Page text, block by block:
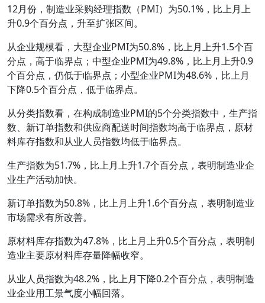
12月份，制造业采购经理指数（PMI）为50.1%，比上月上
升0.9个百分点，升至扩张区间。
从企业规模看，大型企业PMI为50.8%，比上月上升1.5个百
分点，高于临界点；中型企业PMI为49.8%，比上月上升0.9
个百分点，仍低于临界点；小型企业PMI为48.6%，比上月
下降0.5个百分点，低于临界点。
从分类指数看，在构成制造业PMI的5个分类指数中，生产指
数、新订单指数和供应商配送时间指数均高于临界点，原材
料库存指数和从业人员指数均低于临界点。
生产指数为51.7%，比上月上升1.7个百分点，表明制造业企
业生产活动加快。
新订单指数为50.8%，比上月上升1.6个百分点，表明制造业
市场需求有所改善。
原材料库存指数为47.8%，比上月上升0.5个百分点，表明制
造业主要原材料库存量降幅收窄。
从业人员指数为48.2%，比上月下降0.2个百分点，表明制造
业企业用工景气度小幅回落。